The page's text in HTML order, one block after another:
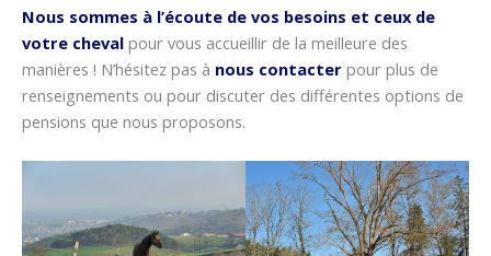
Nous sommes à l’écoute de vos besoins et ceux de
votre cheval pour vous accueillir de la meilleure des
manières ! N’hésitez pas à nous contacter pour plus de
renseignements ou pour discuter des différentes options de
pensions que nous proposons.